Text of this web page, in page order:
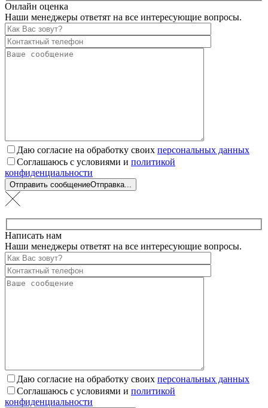
Онлайн оценка
Наши менеджеры ответят на все интересующие вопросы.
Даю согласие на обработку своих персональных данных
Соглашаюсь с условиями и политикой
конфиденциальности
Отправить сообщениеОтправка...
Написать нам
Наши менеджеры ответят на все интересующие вопросы.
Даю согласие на обработку своих персональных данных
Соглашаюсь с условиями и политикой
конфиденциальности